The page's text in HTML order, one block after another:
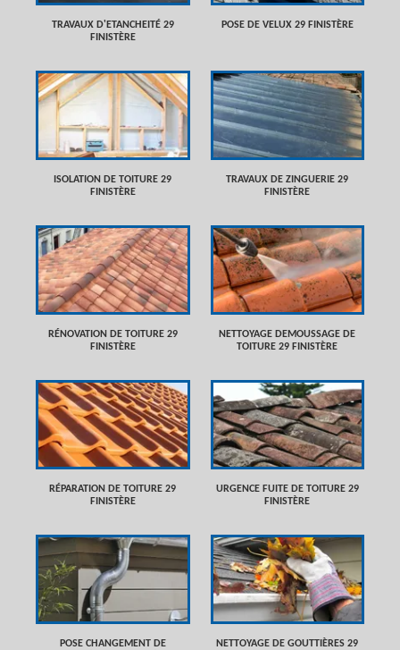
TRAVAUX D'ETANCHEITÉ 29
FINISTÈRE
POSE DE VELUX 29 FINISTÈRE
ISOLATION DE TOITURE 29
FINISTÈRE
TRAVAUX DE ZINGUERIE 29
FINISTÈRE
RÉNOVATION DE TOITURE 29
FINISTÈRE
NETTOYAGE DEMOUSSAGE DE
TOITURE 29 FINISTÈRE
RÉPARATION DE TOITURE 29
FINISTÈRE
URGENCE FUITE DE TOITURE 29
FINISTÈRE
POSE CHANGEMENT DE
NETTOYAGE DE GOUTTIÈRES 29